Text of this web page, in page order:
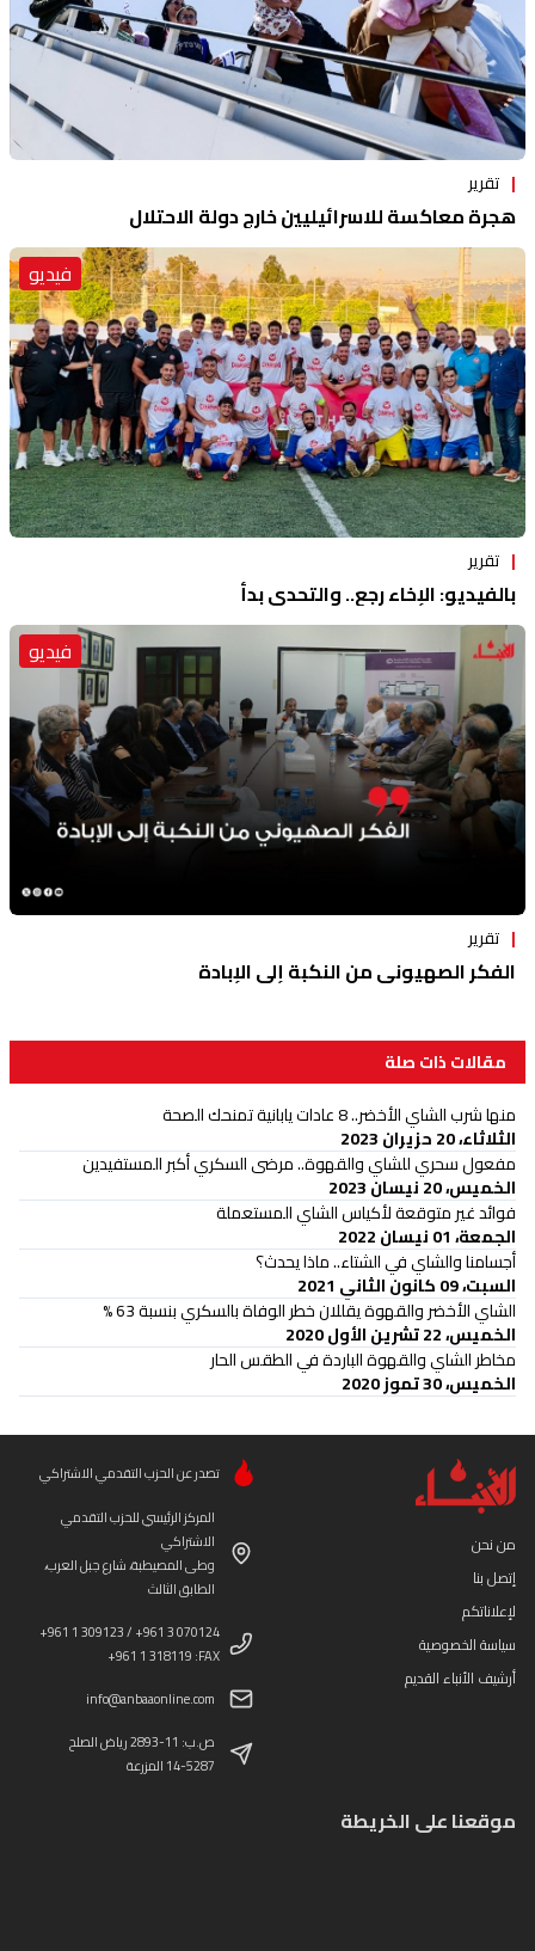
تقرير
هجرة معاكسة للاسرائيليين خارج دولة الاحتلال
فيديو
تقرير
بالفيديو: الإخاء رجع.. والتحدي بدأ
فيديو
تقرير
الفكر الصهيوني من النكبة إلى الإبادة
مقالات ذات صلة
منها شرب الشاي الأخضر.. 8 عادات يابانية تمنحك الصحة
الثلاثاء، 20 حزيران 2023
مفعول سحري للشاي والقهوة.. مرضى السكري أكبر المستفيدين
الخميس، 20 نيسان 2023
فوائد غير متوقعة لأكياس الشاي المستعملة
الجمعة، 01 نيسان 2022
أجسامنا والشاي في الشتاء.. ماذا يحدث؟
السبت، 09 كانون الثاني 2021
الشاي الأخضر والقهوة يقللان خطر الوفاة بالسكري بنسبة 63 %
الخميس، 22 تشرين الأول 2020
مخاطر الشاي والقهوة الباردة في الطقس الحار
الخميس، 30 تموز 2020
من نحن
إتصل بنا
لإعلاناتكم
سياسة الخصوصية
أرشيف الأنباء القديم
تصدر عن الحزب التقدمي الاشتراكي
المركز الرئيسي للحزب التقدمي
الاشتراكي
وطى المصيطبة، شارع جبل العرب،
الطابق الثالث
+961 1 309123 / +961 3 070124
+961 1 318119 :FAX
info@anbaaonline.com
ص.ب: 11-2893 رياض الصلح
14-5287 المزرعة
موقعنا على الخريطة